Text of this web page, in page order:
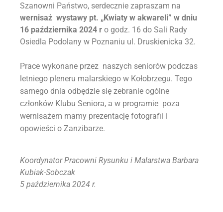
Szanowni Państwo, serdecznie zapraszam na
wernisaż wystawy pt. „Kwiaty w akwareli” w dniu
16 października 2024 r o godz. 16 do Sali Rady
Osiedla Podolany w Poznaniu ul. Druskienicka 32.
Prace wykonane przez naszych seniorów podczas
letniego pleneru malarskiego w Kołobrzegu. Tego
samego dnia odbędzie się zebranie ogólne
członków Klubu Seniora, a w programie poza
wernisażem mamy prezentację fotografii i
opowieści o Zanzibarze.
Koordynator Pracowni Rysunku i Malarstwa Barbara
Kubiak-Sobczak
5 października 2024 r.